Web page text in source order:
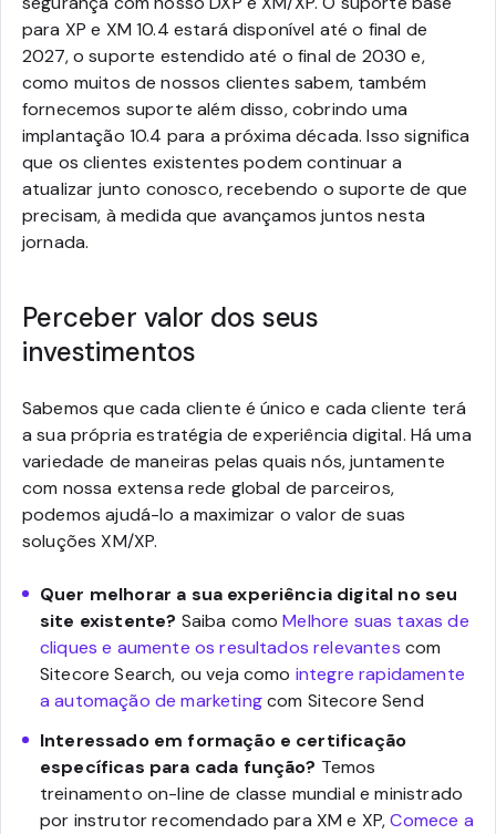
para XP e XM 10.4 estará disponível até o final de
2027, o suporte estendido até o final de 2030 e,
como muitos de nossos clientes sabem, também
fornecemos suporte além disso, cobrindo uma
implantação 10.4 para a próxima década. Isso significa
que os clientes existentes podem continuar a
atualizar junto conosco, recebendo o suporte de que
precisam, à medida que avançamos juntos nesta
jornada.
Perceber valor dos seus
investimentos
Sabemos que cada cliente é único e cada cliente terá
a sua própria estratégia de experiência digital. Há uma
variedade de maneiras pelas quais nós, juntamente
com nossa extensa rede global de parceiros,
podemos ajudá-lo a maximizar o valor de suas
soluções XM/XP.
Quer melhorar a sua experiência digital no seu
site existente? Saiba comoMelhore suas taxas de
cliques e aumente os resultados relevantes com
Sitecore Search, ou veja como integre rapidamente
a automação de marketingcom Sitecore Send
Interessado em formação e certificação
específicas para cada função? Temos
treinamento on-line de classe mundial e ministrado
por instrutor recomendado para XM e XP,Comece a